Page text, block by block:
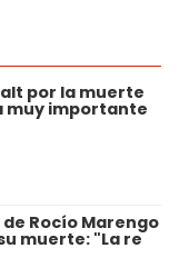
por la muerte
muy importante
Rocío Marengo
muerte: "La re